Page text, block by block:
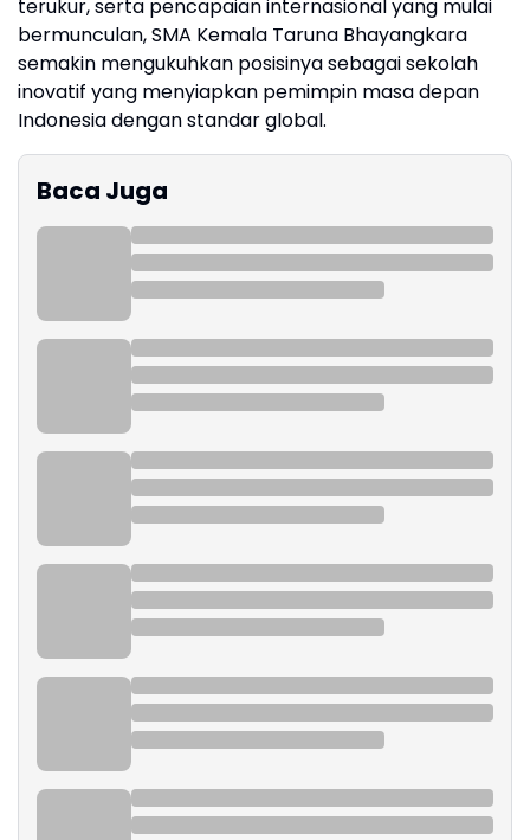
terukur, serta pencapaian internasional yang mulai
bermunculan, SMA Kemala Taruna Bhayangkara
semakin mengukuhkan posisinya sebagai sekolah
inovatif yang menyiapkan pemimpin masa depan
Indonesia dengan standar global.
Baca Juga